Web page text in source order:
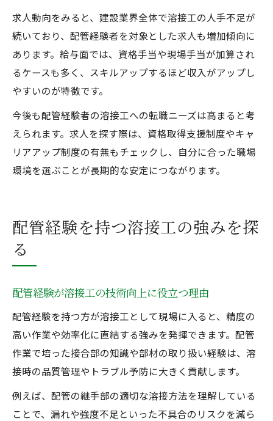
求人動向をみると、建設業界全体で溶接工の人手不足が
続いており、配管経験者を対象とした求人も増加傾向に
あります。給与面では、資格手当や現場手当が加算され
るケースも多く、スキルアップするほど収入がアップし
やすいのが特徴です。
今後も配管経験者の溶接工への転職ニーズは高まると考
えられます。求人を探す際は、資格取得支援制度やキャ
リアアップ制度の有無もチェックし、自分に合った職場
環境を選ぶことが長期的な安定につながります。
配管経験を持つ溶接工の強みを探
る
配管経験が溶接工の技術向上に役立つ理由
配管経験を持つ方が溶接工として現場に入ると、精度の
高い作業や効率化に直結する強みを発揮できます。配管
作業で培った接合部の知識や部材の取り扱い経験は、溶
接時の品質管理やトラブル予防に大きく貢献します。
例えば、配管の継手部の適切な溶接方法を理解している
ことで、漏れや強度不足といった不具合のリスクを減ら